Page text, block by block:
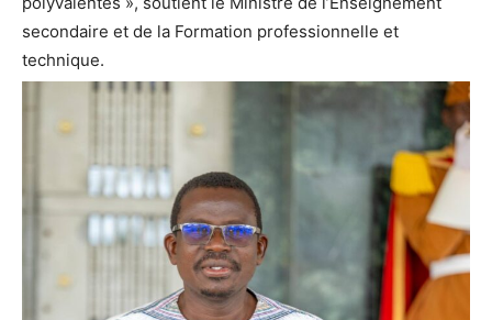
secondaire et de la Formation professionnelle et
technique.